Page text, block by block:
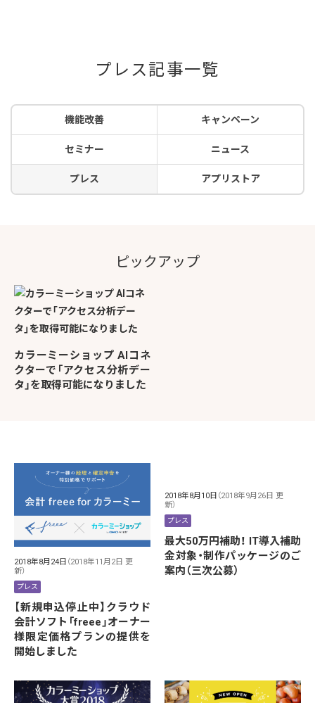
プレス記事一覧
機能改善 キャンペーン
セミナー ニュース
プレス アプリストア
ピックアップ
カラーミーショップ AIコネ
クターで「アクセス分析デー
タ」を取得可能になりました
2018年8月24日 （2018年11月2日 更
新）
プレス
【新規申込停止中】クラウド
会計ソフト「freee」オーナー
様限定価格プランの提供を
開始しました
2018年8月10日 （2018年9月26日 更
新）
プレス
最大50万円補助！ IT導入補助
金対象・制作パッケージのご
案内（三次公募）